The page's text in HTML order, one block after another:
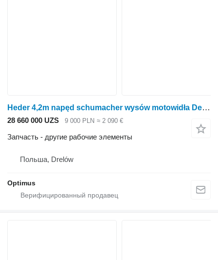
Heder 4,2m napęd schumacher wysów motowidła Deutz Fahr M2480,2780,2680 Deutz-Fahr для зерноуборочного комбайна
28 660 000 UZS 9 000 PLN ≈ 2 090 €
Запчасть - другие рабочие элементы
Польша, Drelów
Optimus